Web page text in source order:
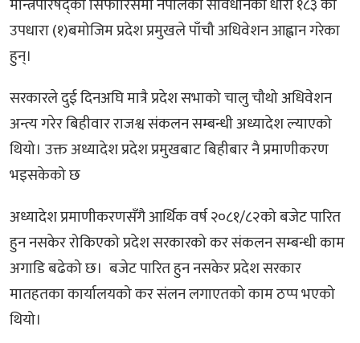
मन्त्रिपरिषद्को सिफारिसमा नेपालको संविधानको धारा १८३ को
उपधारा (१)बमोजिम प्रदेश प्रमुखले पाँचौ अधिवेशन आह्वान गरेका
हुन्।
सरकारले दुई दिनअघि मात्रै प्रदेश सभाको चालु चौथो अधिवेशन
अन्त्य गरेर बिहीवार राजश्व संकलन सम्बन्धी अध्यादेश ल्याएको
थियो। उक्त अध्यादेश प्रदेश प्रमुखबाट बिहीबार नै प्रमाणीकरण
भइसकेको छ
अध्यादेश प्रमाणीकरणसँगै आर्थिक वर्ष २०८१/८२को बजेट पारित
हुन नसकेर रोकिएको प्रदेश सरकारको कर संकलन सम्बन्धी काम
अगाडि बढेको छ। बजेट पारित हुन नसकेर प्रदेश सरकार
मातहतका कार्यालयको कर संलन लगाएतको काम ठप्प भएको
थियो।